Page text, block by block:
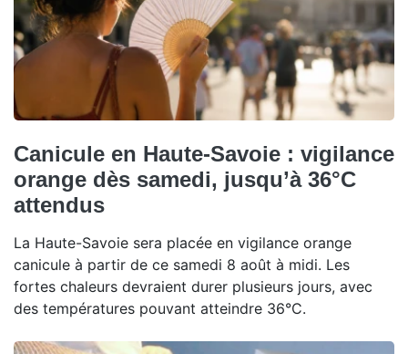
Canicule en Haute-Savoie : vigilance
orange dès samedi, jusqu’à 36°C
attendus
La Haute-Savoie sera placée en vigilance orange
canicule à partir de ce samedi 8 août à midi. Les
fortes chaleurs devraient durer plusieurs jours, avec
des températures pouvant atteindre 36°C.